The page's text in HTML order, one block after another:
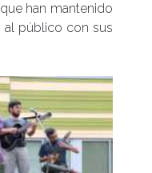
han mantenido
al público con sus